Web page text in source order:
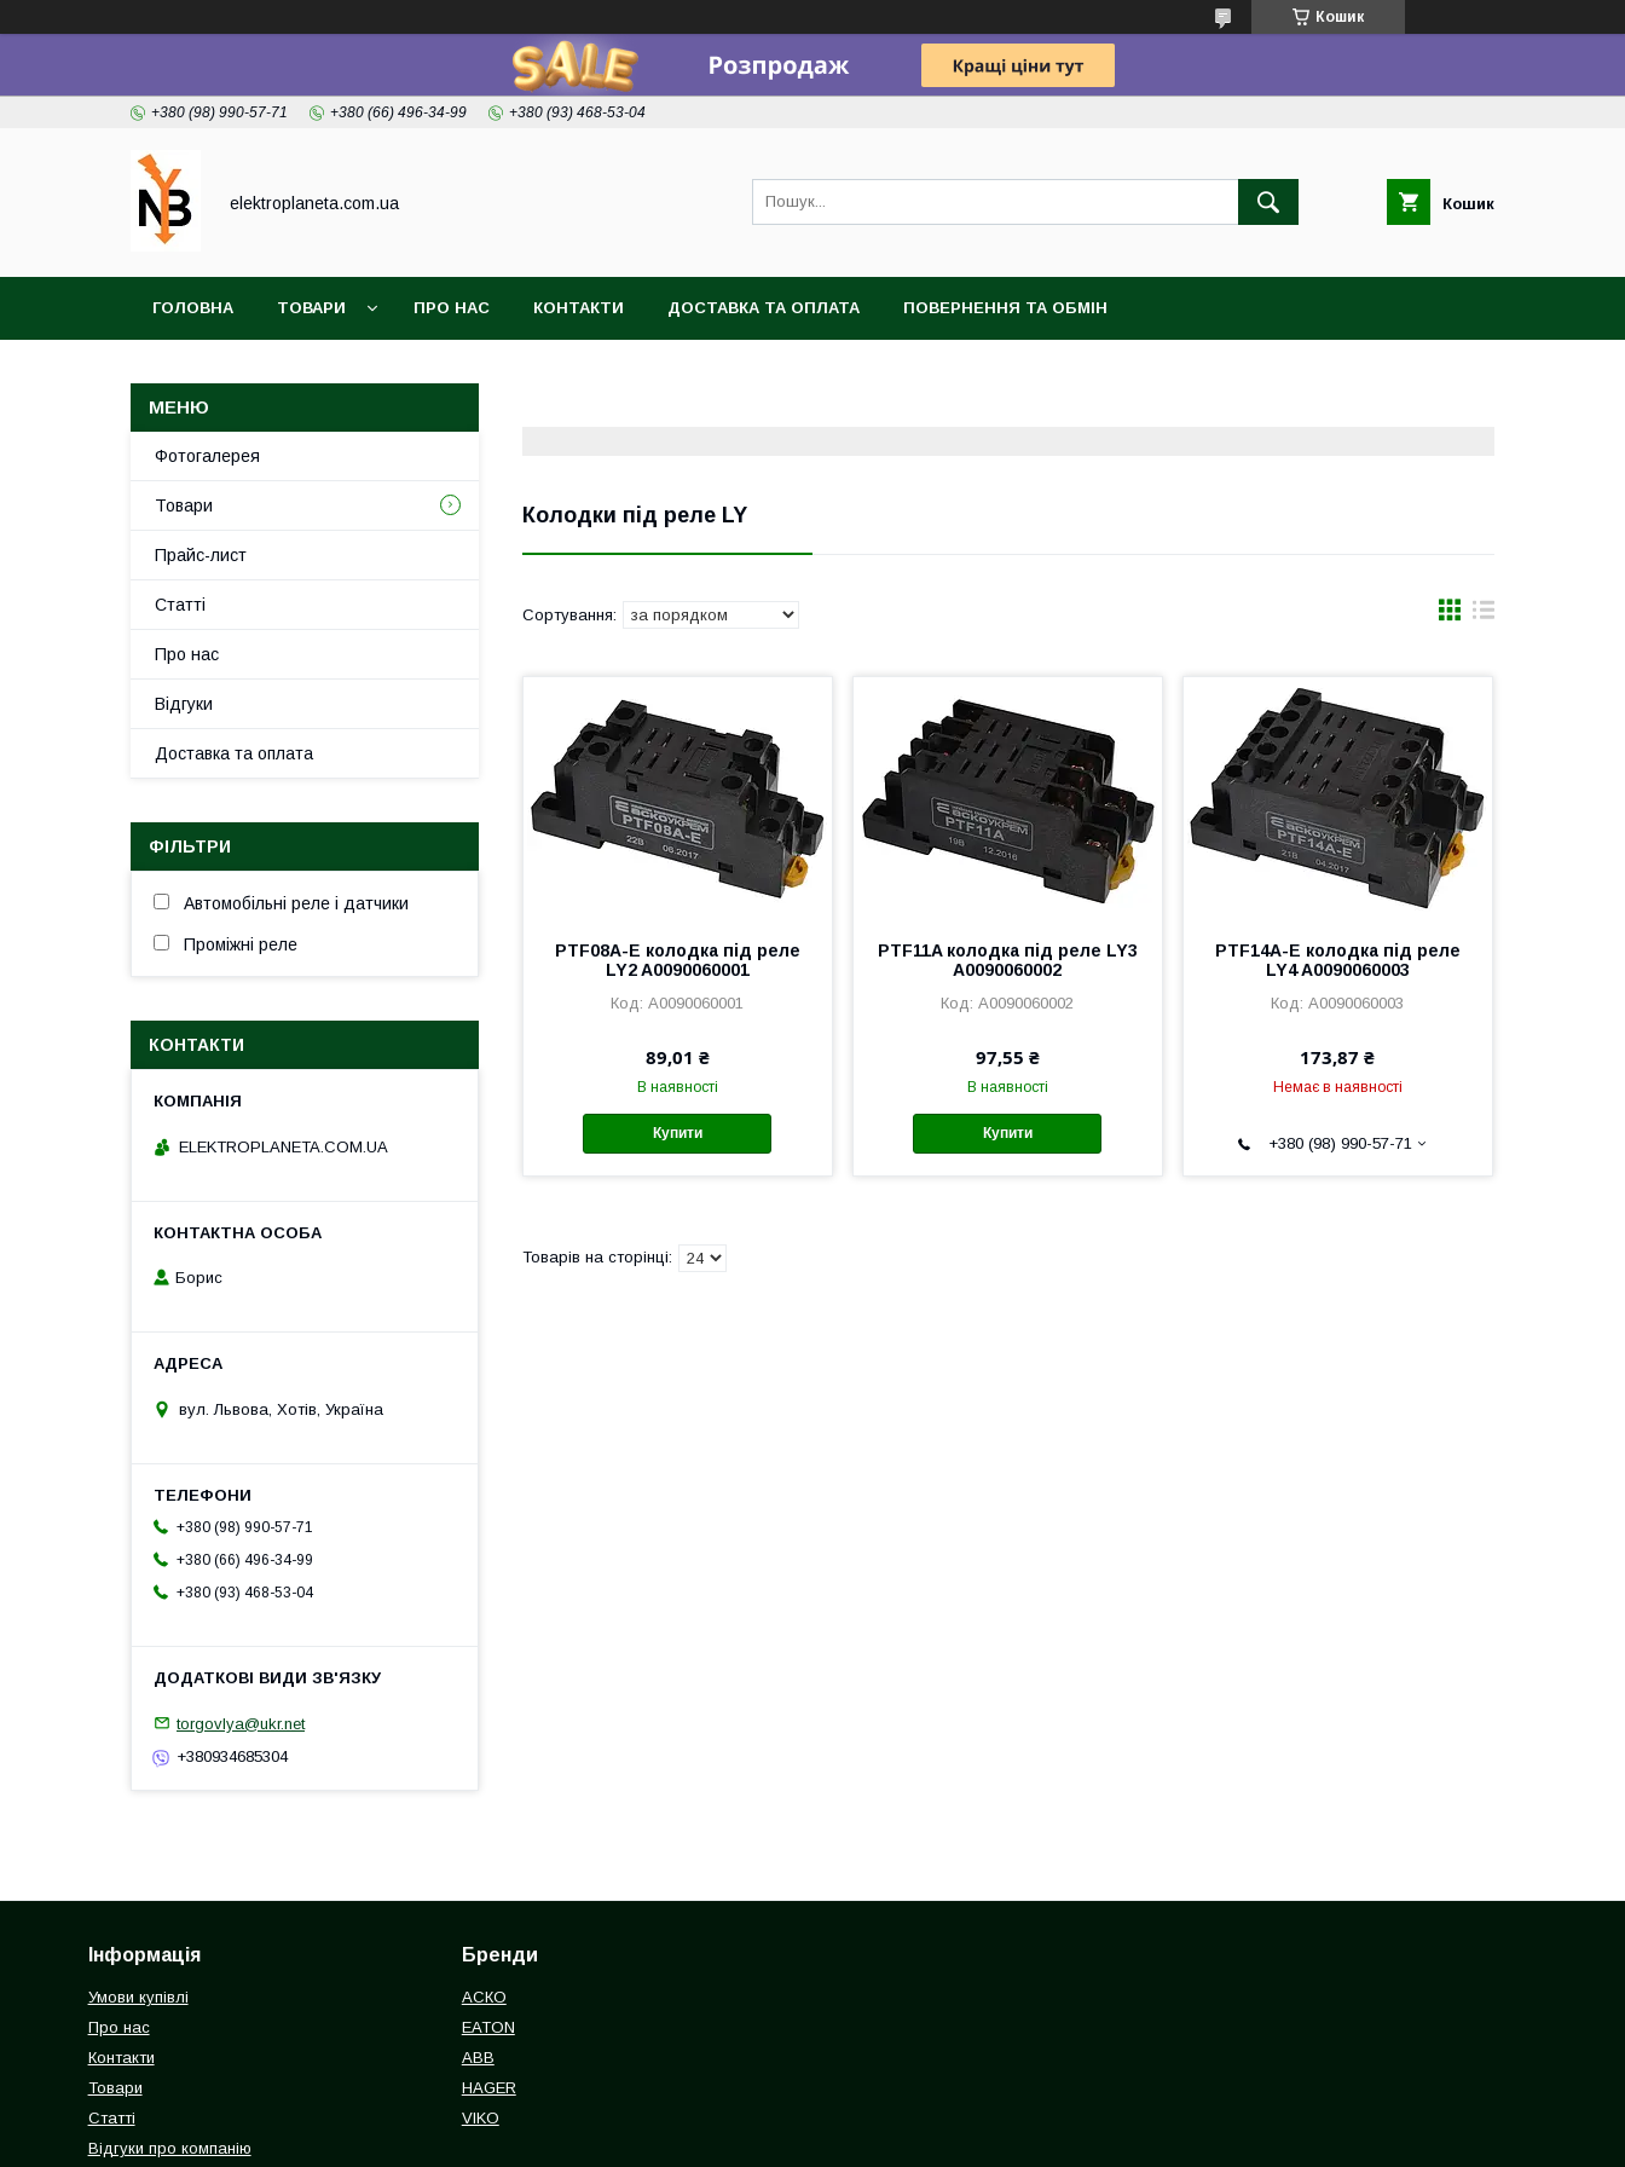
Кошик
+380 (98) 990-57-71 +380 (66) 496-34-99 +380 (93) 468-53-04
elektroplaneta.com.ua Кошик
ГОЛОВНА ТОВАРИ ПРО НАС КОНТАКТИ ДОСТАВКА ТА ОПЛАТА ПОВЕРНЕННЯ ТА ОБМІН
Колодки під реле LY
PTF08A-E колодка під реле
LY2 A0090060001
A0090060001
89,01 ₴
В наявності
Купити
PTF11A колодка під реле LY3
A0090060002
A0090060002
97,55 ₴
В наявності
Купити
PTF14A-E колодка під реле
LY4 A0090060003
A0090060003
173,87 ₴
Немає в наявності
+380 (98) 990-57-71
Фотогалерея
Товари
Прайс-лист
Статті
Про нас
Відгуки
Доставка та оплата
ФІЛЬТРИ
Автомобільні реле і датчики
Проміжні реле
КОНТАКТИ
ELEKTROPLANETA.COM.UA
Борис
вул. Львова, Хотів, Україна
+380 (98) 990-57-71
+380 (66) 496-34-99
+380 (93) 468-53-04
torgovlya@ukr.net
+380934685304
Інформація
Умови купівлі
Про нас
Контакти
Товари
Статті
Відгуки про компанію
Бренди
АСКО
EATON
ABB
HAGER
VIKO